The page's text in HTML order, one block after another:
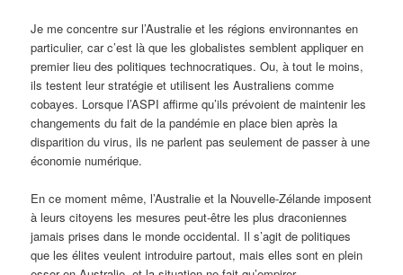
Je me concentre sur l’Australie et les régions environnantes en
particulier, car c’est là que les globalistes semblent appliquer en
premier lieu des politiques technocratiques. Ou, à tout le moins,
ils testent leur stratégie et utilisent les Australiens comme
cobayes. Lorsque l’ASPI affirme qu’ils prévoient de maintenir les
changements du fait de la pandémie en place bien après la
disparition du virus, ils ne parlent pas seulement de passer à une
économie numérique.
En ce moment même, l’Australie et la Nouvelle-Zélande imposent
à leurs citoyens les mesures peut-être les plus draconiennes
jamais prises dans le monde occidental. Il s’agit de politiques
que les élites veulent introduire partout, mais elles sont en plein